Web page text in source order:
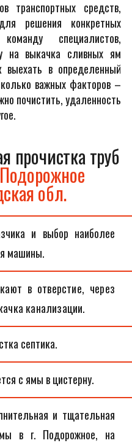
транспортных средств,
решения конкретных
специалистов,
на выкачка сливных ям
в определенный
важных факторов –
почистить, удаленность
прочистка труб
Подорожное
обл.
и выбор наиболее
машины.
в отверстие, через
канализации.
септика.
с ямы в цистерну.
и тщательная
в г. Подорожное, на